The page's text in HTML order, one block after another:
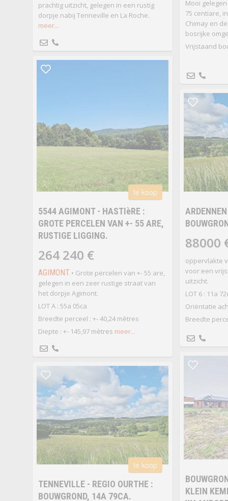
prachtig uitzicht, gelegen in een rustig
dorpje nabij Tenneville en La Roche.
meer...
Mooi
75 centiare,
Chimay en
bosrijke
Vrijstaand
te koop
5544 AGIMONT - HASTIèRE :
GROTE PERCELEN VAN +- 55 ARE,
RUSTIGE LIGGING.
264 240 €
AGIMONT • Grote percelen van +- 55 are,
gelegen in een zeer rustige straat van
het dorpje Agimont.
LOT A : 55a 05ca
Breedte perceel : +- 40,24 mètres
Diepte : +- 145,97 mètres meer...
88000
oppervlakte
voor een
uitzicht.
LOT 6 : 11a
Oriëntatie
Breedte
KLEIN
te koop
TENNEVILLE - REGIO OURTHE :
BOUWGROND, 14A 79CA.